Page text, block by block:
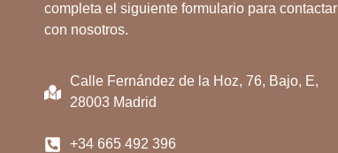
completa el siguiente formulario para contactar
con nosotros.
Calle Fernández de la Hoz, 76, Bajo, E,
28003 Madrid
+34 665 492 396